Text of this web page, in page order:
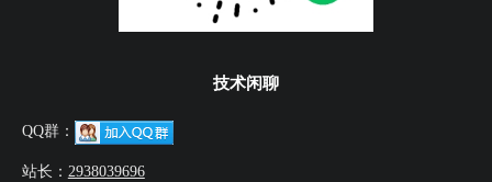
技术闲聊
QQ群：
站长： 2938039696